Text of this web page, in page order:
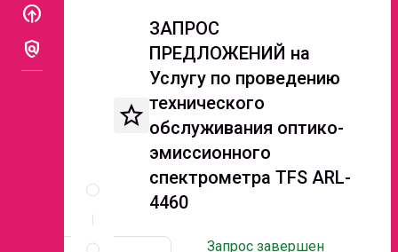
enable
policy
Описание
документы
star_border
ЗАПРОС
ПРЕДЛОЖЕНИЙ на
Услугу по проведению
технического
обслуживания оптико-
эмиссионного
спектрометра TFS ARL-
4460
Запрос завершен